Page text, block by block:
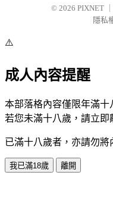
© 2026 PIXNET
隱私
⚠️
成人內容提醒
本部落格內容僅限年滿十
若您未滿十八歲，請立即
已滿十八歲者，亦請勿將
我已滿18歲 離開